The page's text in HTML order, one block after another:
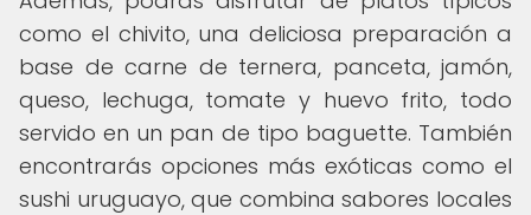
como el chivito, una deliciosa preparación a
base de carne de ternera, panceta, jamón,
queso, lechuga, tomate y huevo frito, todo
servido en un pan de tipo baguette. También
encontrarás opciones más exóticas como el
sushi uruguayo, que combina sabores locales